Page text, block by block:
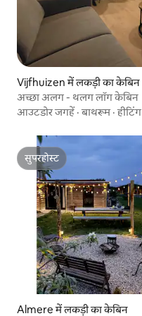
Vijfhuizen में लकड़ी का केबिन
अच्छा अलग - थलग लॉग केबिन
आउटडोर जगहें ·बाथरूम·हीटिंग
सुपरहोस्ट
सुपरहोस्ट
Almere में लकड़ी का केबिन